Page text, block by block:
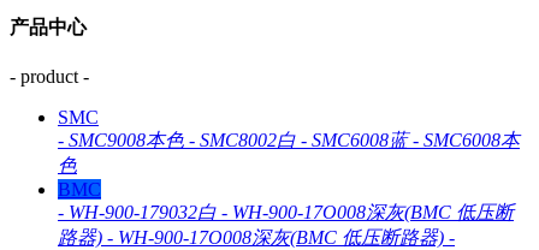
产品中心
- product -
SMC
- SMC9008本色 - SMC8002白 - SMC6008蓝 - SMC6008本
色
BMC
- WH-900-179032白 - WH-900-17O008深灰(BMC 低压断
路器) - WH-900-17O008深灰(BMC 低压断路器) -